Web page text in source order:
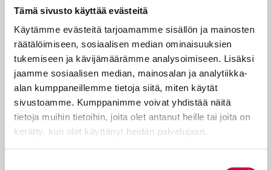
Tämä sivusto käyttää evästeitä
Käytämme evästeitä tarjoamamme sisällön ja mainosten
räätälöimiseen, sosiaalisen median ominaisuuksien
tukemiseen ja kävijämäärämme analysoimiseen. Lisäksi
jaamme sosiaalisen median, mainosalan ja analytiikka-
alan kumppaneillemme tietoja siitä, miten käytät
sivustoamme. Kumppanimme voivat yhdistää näitä
tietoja muihin tietoihin, joita olet antanut heille tai joita on
kerätty, kun olet käyttänyt heidän palvelujaan.
tällaisissa uutiskuvissa syvästi
arvovaltaisena. Se edustaa totuutta ja
jotain yksittäistä ministeriä
suurempaa, mikä yhdistää
aikaisempiin sukupolviin.
Raamattuun liittyy suuri symbolinen